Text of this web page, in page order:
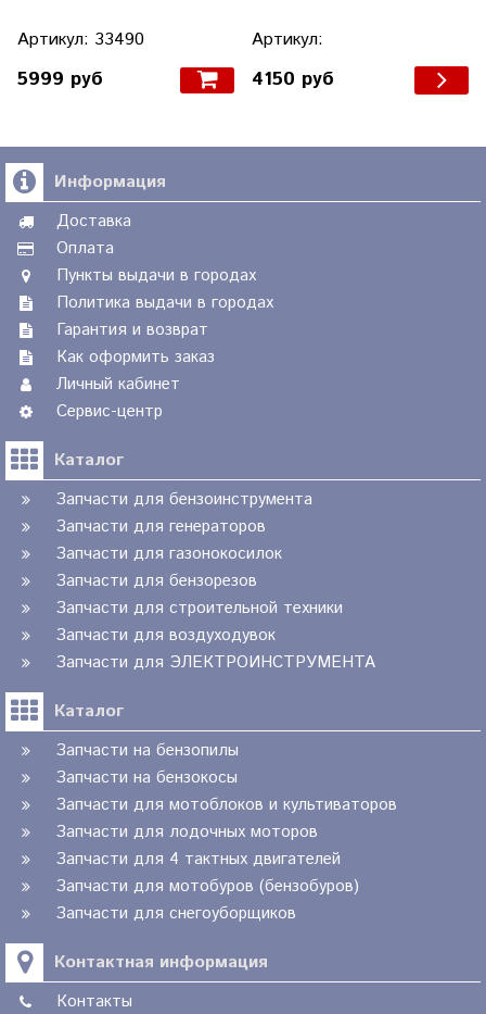
Артикул: 33490
5999 руб
Артикул:
4150 руб
Информация
Доставка
Оплата
Пункты выдачи в городах
Политика выдачи в городах
Гарантия и возврат
Как оформить заказ
Личный кабинет
Сервис-центр
Каталог
Запчасти для бензоинструмента
Запчасти для генераторов
Запчасти для газонокосилок
Запчасти для бензорезов
Запчасти для строительной техники
Запчасти для воздуходувок
Запчасти для ЭЛЕКТРОИНСТРУМЕНТА
Каталог
Запчасти на бензопилы
Запчасти на бензокосы
Запчасти для мотоблоков и культиваторов
Запчасти для лодочных моторов
Запчасти для 4 тактных двигателей
Запчасти для мотобуров (бензобуров)
Запчасти для снегоуборщиков
Контактная информация
Контакты